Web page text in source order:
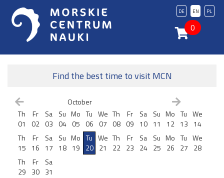
PL
EN
DE
0
Find the best time to visit MCN
October
Th
01
Fr
02
Sa
03
Su
04
Mo
05
Tu
06
We
07
Th
08
Fr
09
Sa
10
Su
11
Mo
12
Tu
13
We
14
Th
15
Fr
16
Sa
17
Su
18
Mo
19
Tu
20
We
21
Th
22
Fr
23
Sa
24
Su
25
Mo
26
Tu
27
We
28
Th
29
Fr
30
Sa
31